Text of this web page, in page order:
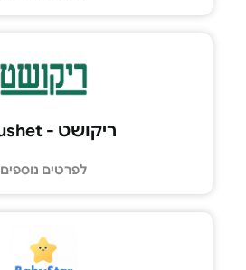
ריקושט - Rikushet
לפרטים נוספים